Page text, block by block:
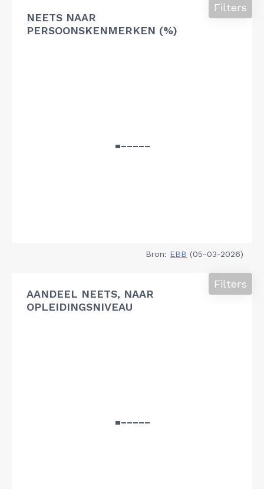
NEETS NAAR
PERSOONSKENMERKEN (%)
Filters
Bron: EBB (05-03-2026)
AANDEEL NEETS, NAAR
OPLEIDINGSNIVEAU
Filters